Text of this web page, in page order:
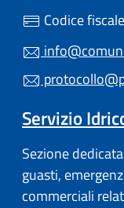
Codice
Servizio
Sezione
guasti,
commerciali